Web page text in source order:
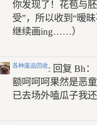
你发现了！花苞与
受”，所以收到“暧
继续画ing……）
各种废品回收: 回复 Bh：
额呵呵呵果然是恶
已去场外嗑瓜子我